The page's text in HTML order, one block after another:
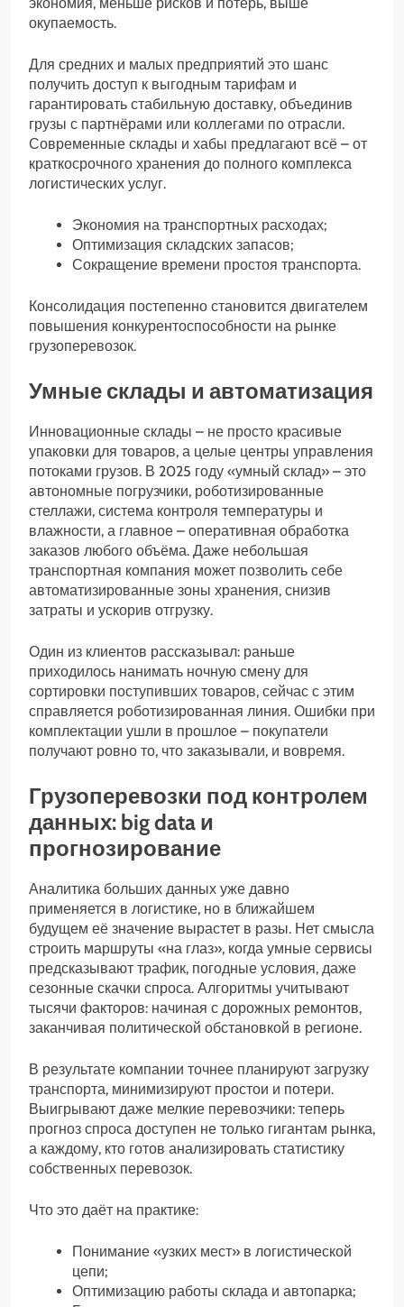
окупаемость.
Для средних и малых предприятий это шанс
получить доступ к выгодным тарифам и
гарантировать стабильную доставку, объединив
грузы с партнёрами или коллегами по отрасли.
Современные склады и хабы предлагают всё – от
краткосрочного хранения до полного комплекса
логистических услуг.
Экономия на транспортных расходах;
Оптимизация складских запасов;
Сокращение времени простоя транспорта.
Консолидация постепенно становится двигателем
повышения конкурентоспособности на рынке
грузоперевозок.
Умные склады и автоматизация
Инновационные склады – не просто красивые
упаковки для товаров, а целые центры управления
потоками грузов. В 2025 году «умный склад» – это
автономные погрузчики, роботизированные
стеллажи, система контроля температуры и
влажности, а главное – оперативная обработка
заказов любого объёма. Даже небольшая
транспортная компания может позволить себе
автоматизированные зоны хранения, снизив
затраты и ускорив отгрузку.
Один из клиентов рассказывал: раньше
приходилось нанимать ночную смену для
сортировки поступивших товаров, сейчас с этим
справляется роботизированная линия. Ошибки при
комплектации ушли в прошлое – покупатели
получают ровно то, что заказывали, и вовремя.
Грузоперевозки под контролем
данных: big data и
прогнозирование
Аналитика больших данных уже давно
применяется в логистике, но в ближайшем
будущем её значение вырастет в разы. Нет смысла
строить маршруты «на глаз», когда умные сервисы
предсказывают трафик, погодные условия, даже
сезонные скачки спроса. Алгоритмы учитывают
тысячи факторов: начиная с дорожных ремонтов,
заканчивая политической обстановкой в регионе.
В результате компании точнее планируют загрузку
транспорта, минимизируют простои и потери.
Выигрывают даже мелкие перевозчики: теперь
прогноз спроса доступен не только гигантам рынка,
а каждому, кто готов анализировать статистику
собственных перевозок.
Что это даёт на практике:
Понимание «узких мест» в логистической
цепи;
Оптимизацию работы склада и автопарка;